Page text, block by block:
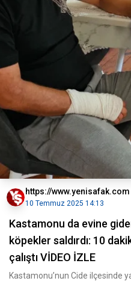
https://www.yenisafak.com
10 Temmuz 2025 14:13
Kastamonu da evine
köpekler saldırdı: 10
çalıştı VİDEO İZLE
Kastamonu’nun Cide ilçesinde